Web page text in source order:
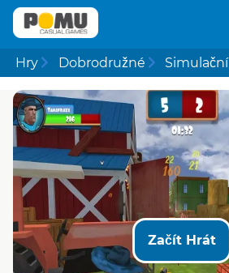
Hry Dobrodružné Simulační
Začít Hrát